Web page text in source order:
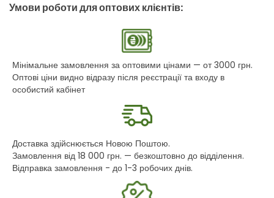
Умови роботи для оптових клієнтів:
Мінімальне замовлення за оптовими цінами — от 3000 грн.
Оптові ціни видно відразу після реєстрації та входу в
особистий кабінет
Доставка здійснюється Новою Поштою.
Замовлення від 18 000 грн. — безкоштовно до відділення.
Відправка замовлення - до 1-3 робочих днів.